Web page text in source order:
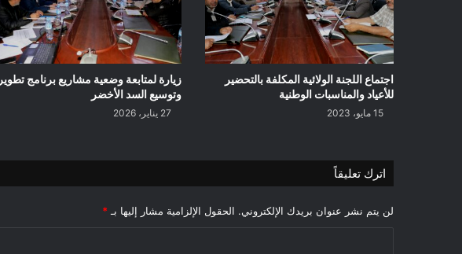
اجتماع اللجنة الولائية المكلفة بالتحضير
للأعياد والمناسبات الوطنية
15 مايو، 2023
زيارة لمتابعة وضعية مشاريع برنامج تطوير
وتوسيع السد الأخضر
27 يناير، 2026
اترك تعليقاً
لن يتم نشر عنوان بريدك الإلكتروني. الحقول الإلزامية مشار إليها بـ *